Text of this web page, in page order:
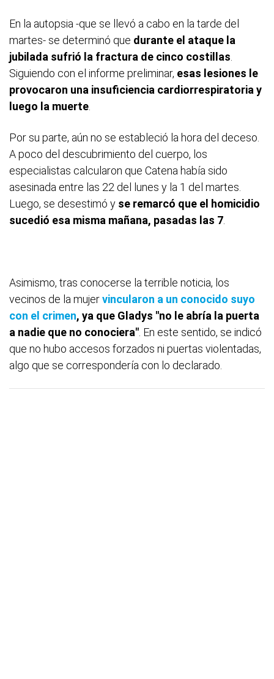
En la autopsia -que se llevó a cabo en la tarde del
martes- se determinó que durante el ataque la
jubilada sufrió la fractura de cinco costillas
Siguiendo con el informe preliminar, esas lesiones le
provocaron una insuficiencia cardiorrespiratoria y
luego la muerte
Por su parte, aún no se estableció la hora del deceso.
A poco del descubrimiento del cuerpo, los
especialistas calcularon que Catena había sido
asesinada entre las 22 del lunes y la 1 del martes.
Luego, se desestimó y se remarcó que el homicidio
sucedió esa misma mañana, pasadas las 7
Asimismo, tras conocerse la terrible noticia, los
vecinos de la mujervincularon a un conocido suyo
con el crimen, ya que Gladys "no le abría la puerta
a nadie que no conociera" . En este sentido, se indicó
que no hubo accesos forzados ni puertas violentadas,
algo que se correspondería con lo declarado.